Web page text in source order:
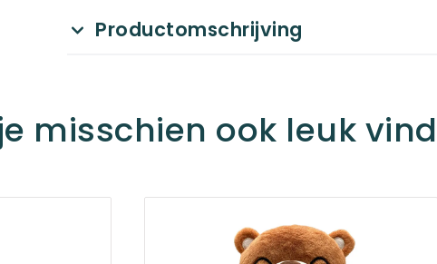
Productomschrijving
misschien ook leuk